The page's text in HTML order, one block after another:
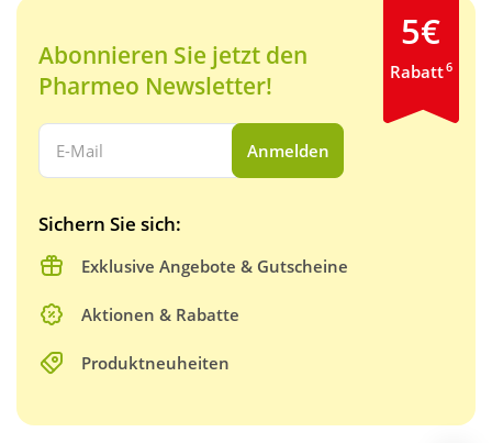
Abonnieren Sie jetzt den
Pharmeo Newsletter!
Ihre E-Mail Adresse:
Anmelden
Sichern Sie sich:
Exklusive Angebote & Gutscheine
Aktionen & Rabatte
Produktneuheiten
5€
Rabatt6